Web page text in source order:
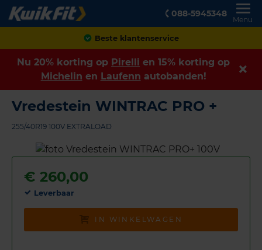
088-5945348
Menu
Achteraf betalen
Nu 20% korting op Pirelli en 15% korting op
Michelin en Laufenn autobanden!
Vredestein WINTRAC PRO +
255/40R19 100V EXTRALOAD
€ 260,00
Leverbaar
IN WINKELWAGEN